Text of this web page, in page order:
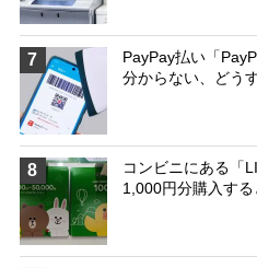
7
PayPay払い「
分からない、どう
8
コンビニにある「
1,000円分購入す